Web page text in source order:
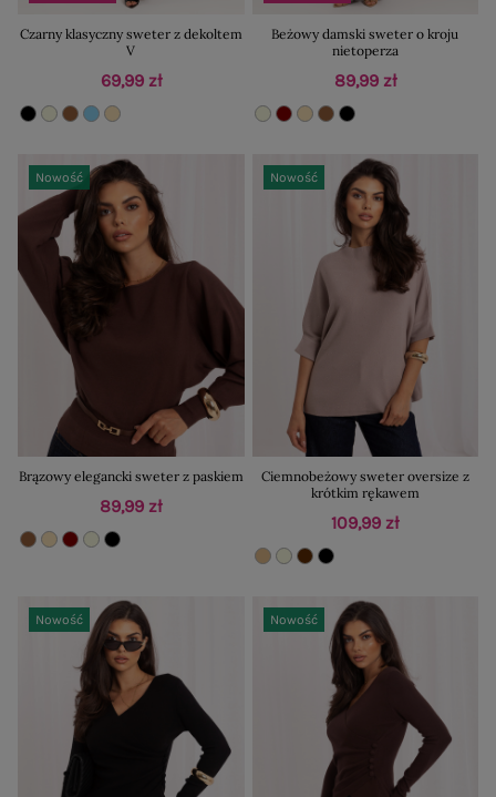
Czarny klasyczny sweter z dekoltem
V
69,99 zł
Beżowy damski sweter o kroju
nietoperza
89,99 zł
Nowość
Brązowy elegancki sweter z paskiem
89,99 zł
Nowość
Ciemnobeżowy sweter oversize z
krótkim rękawem
109,99 zł
Nowość Nowość